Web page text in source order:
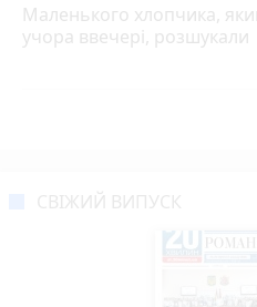
Маленького хлопчика,
учора ввечері, розшукали